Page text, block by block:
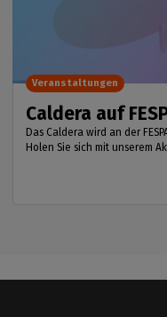
Caldera auf
Das Caldera wird an der
Holen Sie sich mit unserem
Veranstaltungen